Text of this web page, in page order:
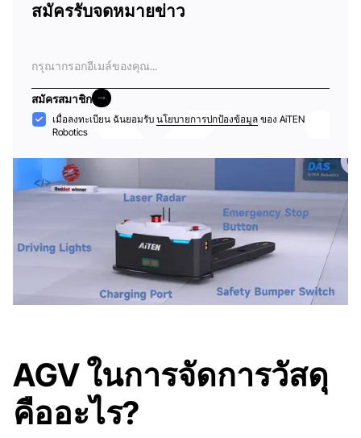
สมัครรับจดหมายข่าว
สมัครสมาชิก
สมัครสมาชิก
การ
ยอมรับ
เมื่อลงทะเบียน ฉันยอมรับ นโยบายการปกป้องข้อมูลของ AiTEN
Robotics
AGV ในการจัดการวัสดุ
คืออะไร?